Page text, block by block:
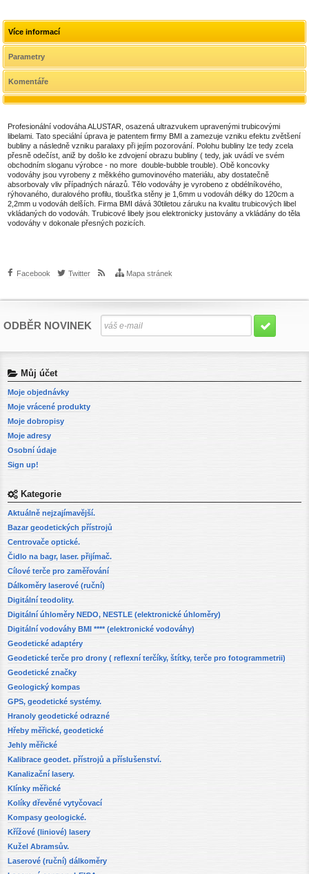
Více informací
Parametry
Komentáře
Profesionální vodováha ALUSTAR, osazená ultrazvukem upravenými trubicovými
libelami. Tato speciální úprava je patentem firmy BMI a zamezuje vzniku efektu zvětšení
bubliny a následně vzniku paralaxy při jejím pozorování. Polohu bubliny lze tedy zcela
přesně odečíst, aniž by došlo ke zdvojení obrazu bubliny ( tedy, jak uvádí ve svém
obchodním sloganu výrobce - no more double-bubble trouble). Obě koncovky
vodováhy jsou vyrobeny z měkkého gumovinového materiálu, aby dostatečně
absorbovaly vliv případných nárazů. Tělo vodováhy je vyrobeno z obdélníkového,
rýhovaného, duralového profilu, tloušťka stěny je 1,6mm u vodováh délky do 120cm a
2,2mm u vodováh delších. Firma BMI dává 30tiletou záruku na kvalitu trubicových libel
vkládaných do vodováh. Trubicové libely jsou elektronicky justovány a vkládány do těla
vodováhy v dokonale přesných pozicích.
Facebook Twitter Mapa stránek
ODBĚR NOVINEK
Můj účet
Moje objednávky
Moje vrácené produkty
Moje dobropisy
Moje adresy
Osobní údaje
Sign up!
Kategorie
Aktuálně nejzajímavější.
Bazar geodetických přístrojů
Centrovače optické.
Čidlo na bagr, laser. přijímač.
Cílové terče pro zaměřování
Dálkoměry laserové (ruční)
Digitální teodolity.
Digitální úhloměry NEDO, NESTLE (elektronické úhloměry)
Digitální vodováhy BMI **** (elektronické vodováhy)
Geodetické adaptéry
Geodetické terče pro drony ( reflexní terčíky, štítky, terče pro fotogrammetrii)
Geodetické značky
Geologický kompas
GPS, geodetické systémy.
Hranoly geodetické odrazné
Hřeby měřické, geodetické
Jehly měřické
Kalibrace geodet. přístrojů a příslušenství.
Kanalizační lasery.
Klínky měřické
Kolíky dřevěné vytyčovací
Kompasy geologické.
Křížové (liniové) lasery
Kužel Abramsův.
Laserové (ruční) dálkoměry